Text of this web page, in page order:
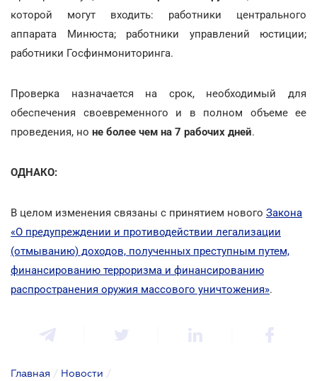
которой могут входить: работники центрального
аппарата Минюста; работники управлений юстиции;
работники Госфинмониторинга.
Проверка назначается на срок, необходимый для
обеспечения своевременного и в полном объеме ее
проведения, но не более чем на 7 рабочих дней.
ОДНАКО:
В целом изменения связаны с принятием нового Закона
«О предупреждении и противодействии легализации
(отмыванию) доходов, полученных преступным путем,
финансированию терроризма и финансированию
распространения оружия массового уничтожения».
Главная / Новости /